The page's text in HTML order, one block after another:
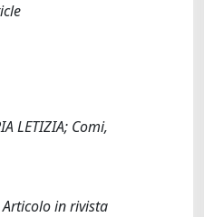
LETIZIA; Comi,
in rivista